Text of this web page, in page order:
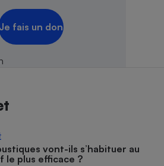
fais un don
vont-ils s’habituer au
le plus efficace ?